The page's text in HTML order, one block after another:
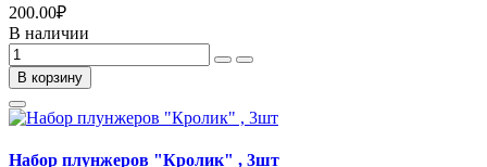
200.00₽
В наличии
В корзину
Набор плунжеров "Кролик" , 3шт